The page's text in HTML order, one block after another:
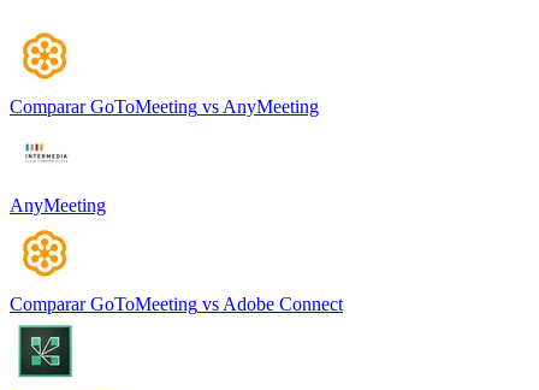
Comparar GoToMeeting vs AnyMeeting
AnyMeeting
Comparar GoToMeeting vs Adobe Connect